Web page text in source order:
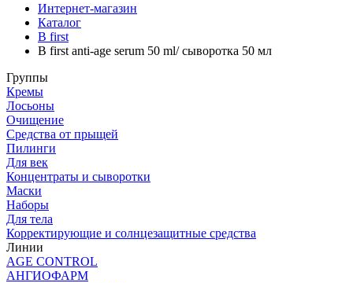
Интернет-магазин
Каталог
B first
B first anti-age serum 50 ml/ сыворотка 50 мл
Группы
Кремы
Лосьоны
Очищение
Средства от прыщей
Пилинги
Для век
Концентраты и сыворотки
Маски
Наборы
Для тела
Корректирующие и солнцезащитные средства
Линии
AGE CONTROL
АНГИОФАРМ